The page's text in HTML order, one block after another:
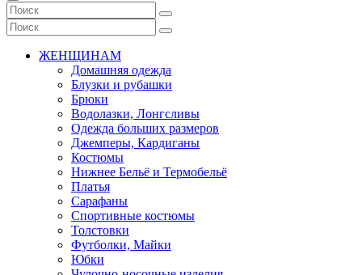
ЖЕНЩИНАМ
Домашняя одежда
Блузки и рубашки
Брюки
Водолазки, Лонгсливы
Одежда больших размеров
Джемперы, Кардиганы
Костюмы
Нижнее Бельё и Термобельё
Платья
Сарафаны
Спортивные костюмы
Толстовки
Футболки, Майки
Юбки